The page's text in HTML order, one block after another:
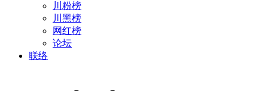
川粉榜
川黑榜
网红榜
论坛
联络